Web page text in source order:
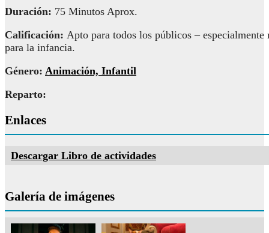
Duración: 75 Minutos Aprox.
Calificación: Apto para todos los públicos – especialmente
para la infancia.
Género: Animación, Infantil
Reparto:
Enlaces
Descargar Libro de actividades
Galería de imágenes